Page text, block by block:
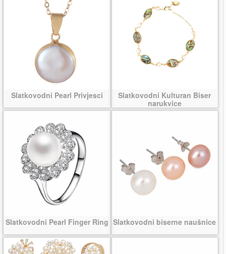
Slatkovodni Pearl Privjesci
Slatkovodni Kulturan Biser
narukvice
Slatkovodni Pearl Finger Ring Slatkovodni biserne naušnice